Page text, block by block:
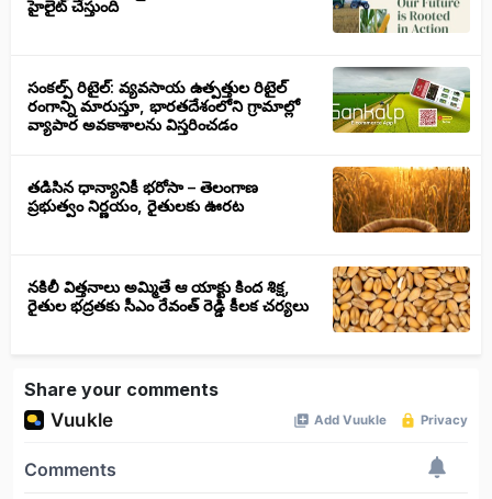
హైలైట్ చేస్తుంది
సంకల్ప్ రిటైల్: వ్యవసాయ ఉత్పత్తుల రిటైల్
రంగాన్ని మారుస్తూ, భారతదేశంలోని గ్రామాల్లో
వ్యాపార అవకాశాలను విస్తరించడం
తడిసిన ధాన్యానికీ భరోసా – తెలంగాణ
ప్రభుత్వం నిర్ణయం, రైతులకు ఊరట
నకిలీ విత్తనాలు అమ్మితే ఆ యాక్టు కింద శిక్ష,
రైతుల భద్రతకు సీఎం రేవంత్ రెడ్డి కీలక చర్యలు
Share your comments